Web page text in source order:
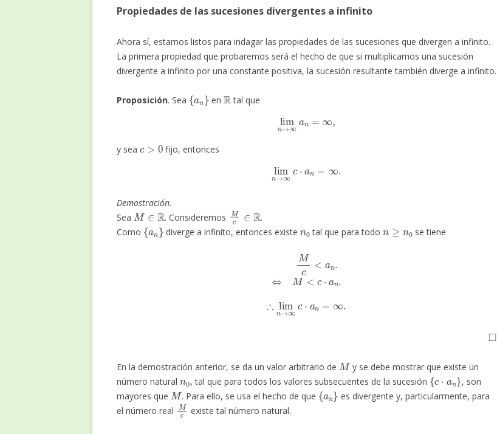
Propiedades de las sucesiones divergentes a infinito
Ahora sí, estamos listos para indagar las propiedades de las sucesiones que divergen a infinito.
La primera propiedad que probaremos será el hecho de que si multiplicamos una sucesión
divergente a infinito por una constante positiva, la sucesión resultante también diverge a infinito.
Proposición. Sea
{a n}
en
R
tal que
limn → an=∞
y sea fijo, entonces
limn → ∞c an =∞
Demostración.
Sea
M∈R
. Consideremos
Mc R
.
Como
{a n}
diverge a infinito, entonces existe tal que para todo se tiene
⇔
∴ limn → ∞c an =∞
◻
En la demostración anterior, se da un valor arbitrario de
M
y se debe mostrar que existe un
número natural
n0
tal que para todos los valores subsecuentes de la sucesión
{c⋅ an}
, son
mayores que
M
. Para ello, se usa el hecho de que
{an}
es divergente y, particularmente, para
el número real
Mc
existe tal número natural.